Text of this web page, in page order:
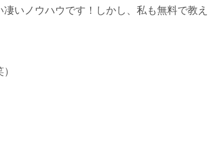
凄いノウハウです！しかし、私も無料で教